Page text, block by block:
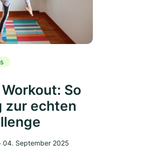
So
zur echten
‧ 04. September 2025